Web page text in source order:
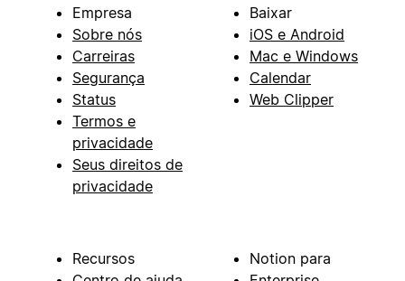
Empresa
Sobre nós
Carreiras
Segurança
Status
Termos e
privacidade
Seus direitos de
privacidade
Baixar
iOS e Android
Mac e Windows
Calendar
Web Clipper
Recursos
Notion para